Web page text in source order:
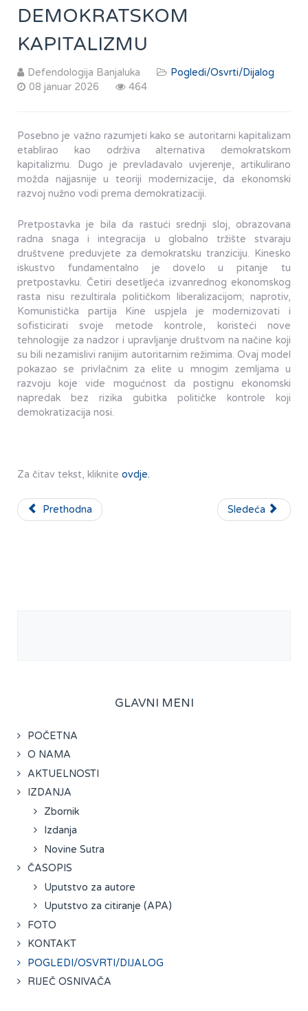
DEMOKRATSKOM
KAPITALIZMU
Defendologija Banjaluka
Pogledi/Osvrti/Dijalog
08 januar 2026
464
Posebno je važno razumjeti kako se autoritarni kapitalizam
etablirao kao održiva alternativa demokratskom
kapitalizmu. Dugo je prevladavalo uvjerenje, artikulirano
možda najjasnije u teoriji modernizacije, da ekonomski
razvoj nužno vodi prema demokratizaciji.
Pretpostavka je bila da rastući srednji sloj, obrazovana
radna snaga i integracija u globalno tržište stvaraju
društvene preduvjete za demokratsku tranziciju. Kinesko
iskustvo fundamentalno je dovelo u pitanje tu
pretpostavku. Četiri desetljeća izvanrednog ekonomskog
rasta nisu rezultirala političkom liberalizacijom; naprotiv,
Komunistička partija Kine uspjela je modernizovati i
sofisticirati svoje metode kontrole, koristeći nove
tehnologije za nadzor i upravljanje društvom na načine koji
su bili nezamislivi ranijim autoritarnim režimima. Ovaj model
pokazao se privlačnim za elite u mnogim zemljama u
razvoju koje vide mogućnost da postignu ekonomski
napredak bez rizika gubitka političke kontrole koji
demokratizacija nosi.
Za čitav tekst, kliknite ovdje.
Prethodna Sledeća
GLAVNI MENI
POČETNA
O NAMA
AKTUELNOSTI
IZDANJA
Zbornik
Izdanja
Novine Sutra
ČASOPIS
Uputstvo za autore
Uputstvo za citiranje (APA)
FOTO
KONTAKT
POGLEDI/OSVRTI/DIJALOG
RIJEČ OSNIVAČA